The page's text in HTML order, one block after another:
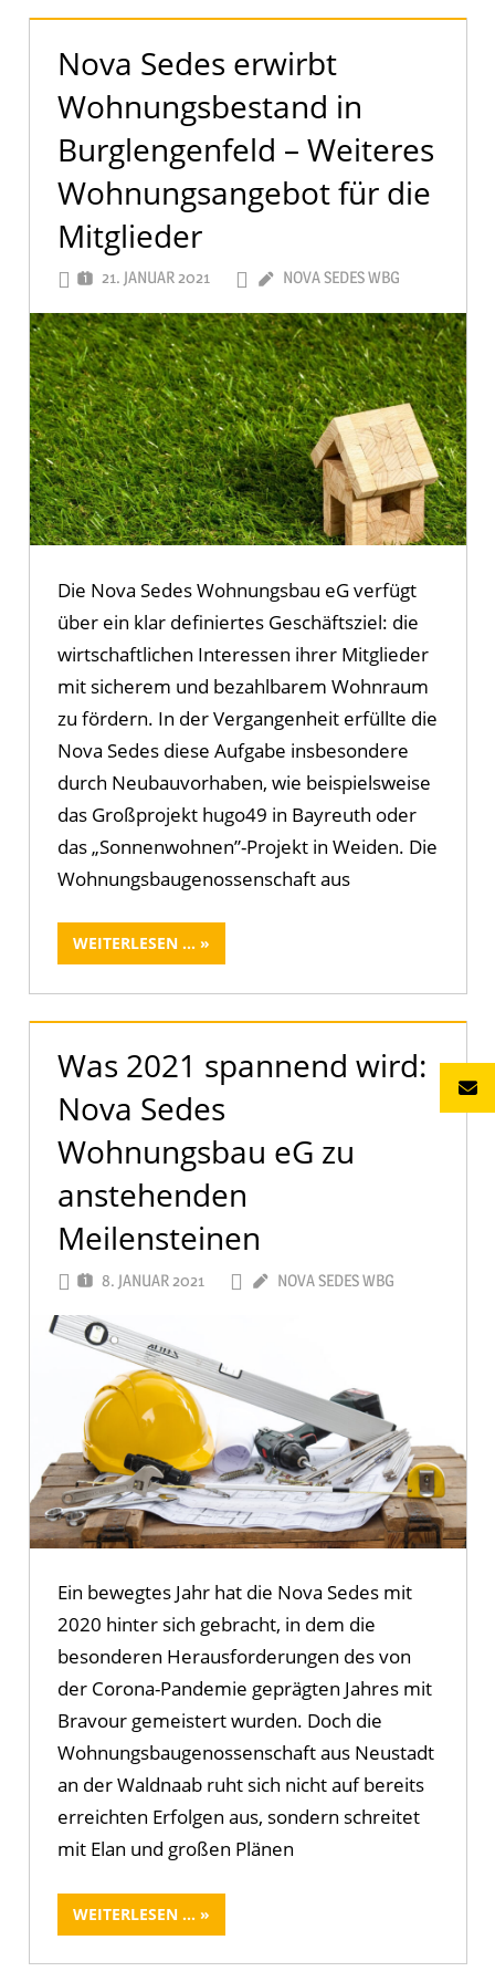
Nova Sedes erwirbt
Wohnungsbestand in
Burglengenfeld – Weiteres
Wohnungsangebot für die
Mitglieder
21. JANUAR 2021 NOVA SEDES WBG
Die Nova Sedes Wohnungsbau eG verfügt
über ein klar definiertes Geschäftsziel: die
wirtschaftlichen Interessen ihrer Mitglieder
mit sicherem und bezahlbarem Wohnraum
zu fördern. In der Vergangenheit erfüllte die
Nova Sedes diese Aufgabe insbesondere
durch Neubauvorhaben, wie beispielsweise
das Großprojekt hugo49 in Bayreuth oder
das „Sonnenwohnen”-Projekt in Weiden. Die
Wohnungsbaugenossenschaft aus
WEITERLESEN ...
Was 2021 spannend wird:
Nova Sedes
Wohnungsbau eG zu
anstehenden
Meilensteinen
8. JANUAR 2021 NOVA SEDES WBG
Ein bewegtes Jahr hat die Nova Sedes mit
2020 hinter sich gebracht, in dem die
besonderen Herausforderungen des von
der Corona-Pandemie geprägten Jahres mit
Bravour gemeistert wurden. Doch die
Wohnungsbaugenossenschaft aus Neustadt
an der Waldnaab ruht sich nicht auf bereits
erreichten Erfolgen aus, sondern schreitet
mit Elan und großen Plänen
WEITERLESEN ...